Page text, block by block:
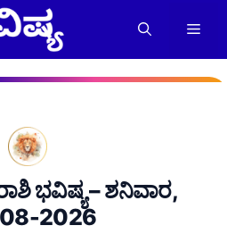
ಭವಿಷ್ಯ – ಶನಿವಾರ,
2026